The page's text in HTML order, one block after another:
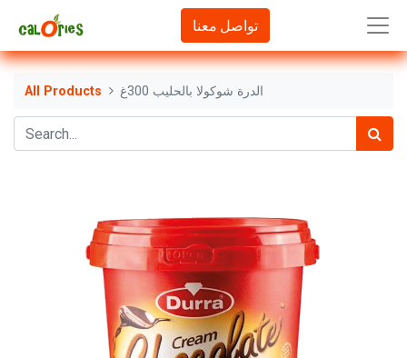
تواصل معنا
All Products الدرة شوكولا بالحليب 300غ